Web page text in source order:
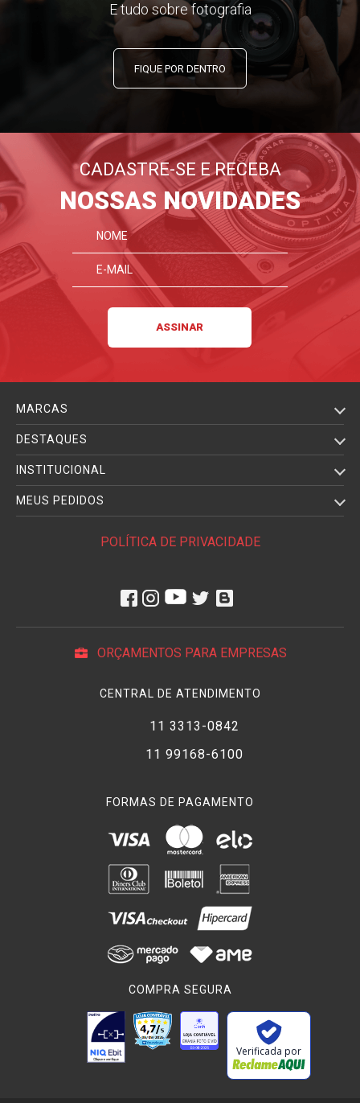
E tudo sobre fotografia
FIQUE POR DENTRO
CADASTRE-SE E RECEBA
NOSSAS NOVIDADES
MARCAS
DESTAQUES
INSTITUCIONAL
MEUS PEDIDOS
POLÍTICA DE PRIVACIDADE
ORÇAMENTOS PARA EMPRESAS
CENTRAL DE ATENDIMENTO
11 3313-0842
11 99168-6100
FORMAS DE PAGAMENTO
COMPRA SEGURA
Verificada por